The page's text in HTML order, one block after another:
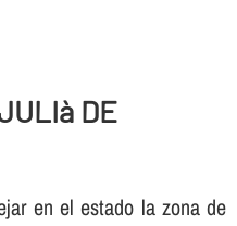
DE
en el estado la zona de